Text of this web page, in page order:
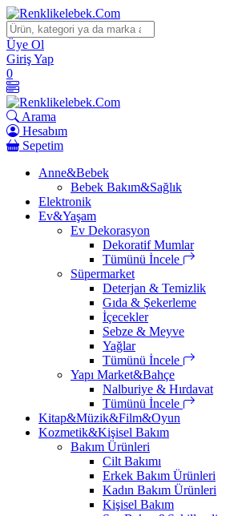
İçeriği
Geç
Üye Ol
Giriş Yap
0
Arama
Hesabım
Sepetim
Anne&Bebek
Bebek Bakım&Sağlık
Elektronik
Ev&Yaşam
Ev Dekorasyon
Dekoratif Mumlar
Tümünü İncele
Süpermarket
Deterjan & Temizlik
Gıda & Şekerleme
İçecekler
Sebze & Meyve
Yağlar
Tümünü İncele
Yapı Market&Bahçe
Nalburiye & Hırdavat
Tümünü İncele
Kitap&Müzik&Film&Oyun
Kozmetik&Kişisel Bakım
Bakım Ürünleri
Cilt Bakımı
Erkek Bakım Ürünleri
Kadın Bakım Ürünleri
Kişisel Bakım